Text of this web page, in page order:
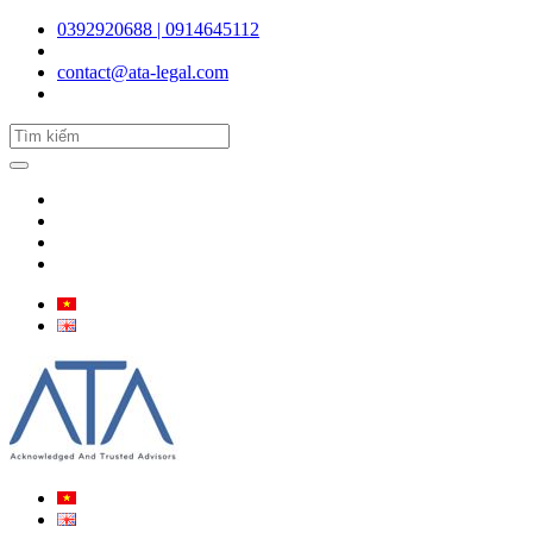
0392920688 | 0914645112
contact@ata-legal.com